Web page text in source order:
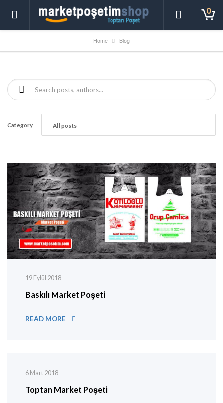
0
Home Blog
Search for:
Category All posts
19 Eylül 2018
Baskılı Market Poşeti
READ MORE BASKILI MARKET POŞETI
6 Mart 2018
Toptan Market Poşeti